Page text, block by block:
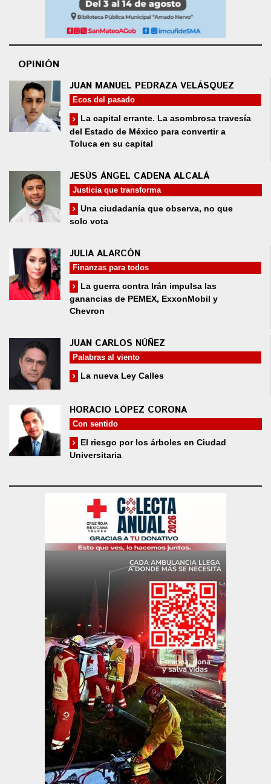
OPINIÓN
JUAN MANUEL PEDRAZA VELÁSQUEZ
Ecos del pasado
La capital errante. La asombrosa travesía
del Estado de México para convertir a
Toluca en su capital
JESÚS ÁNGEL CADENA ALCALÁ
Justicia que transforma
Una ciudadanía que observa, no que
solo vota
JULIA ALARCÓN
Finanzas para todos
La guerra contra Irán impulsa las
ganancias de PEMEX, ExxonMobil y
Chevron
JUAN CARLOS NÚÑEZ
Palabras al viento
La nueva Ley Calles
HORACIO LÓPEZ CORONA
Con sentido
El riesgo por los árboles en Ciudad
Universitaria